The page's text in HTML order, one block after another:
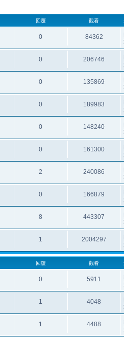
回覆 觀看
0 84362
0 206746
0 135869
0 189983
0 148240
0 161300
2 240086
0 166879
8 443307
1 2004297
回覆 觀看
0 5911
1 4048
1 4488